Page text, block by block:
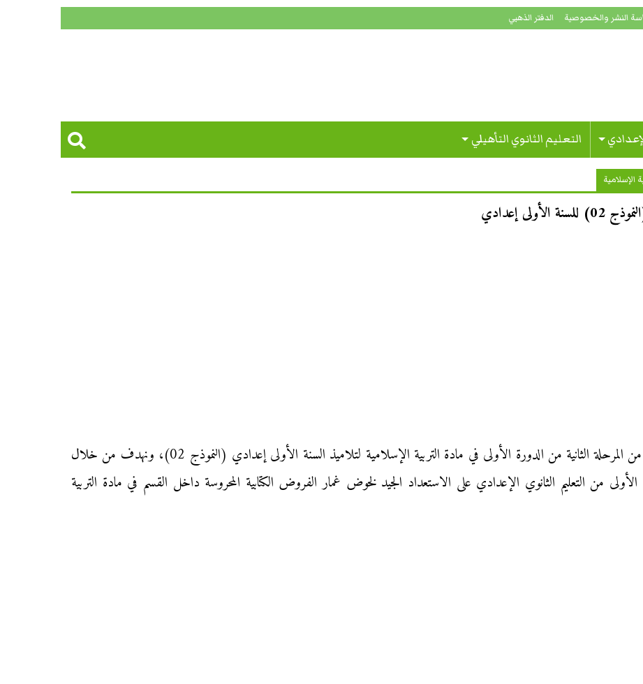
النشر والخصوصية الدفتر الذهبي
التعليم الثانوي التأهيلي
الإسلامية
إعدادي
نقدم إليكم زوار موقع «محفظتي» الفرض الأول من المرحلة الثانية من الدورة الأولى في مادة التربية الإسلامية لتلاميذ السنة الأولى إعدادي (النموذج 02)، ونهدف من خلال
من التعليم الثانوي الإعدادي على الاستعداد الجيد لخوض غمار الفروض الكتابية المحروسة داخل القسم في مادة التربية